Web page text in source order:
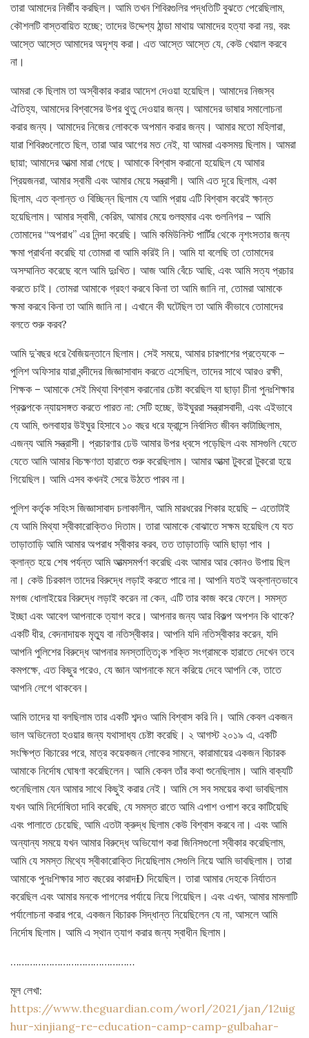
তারা আমাদের নির্জীব করছিল। আমি তখন শিবিরগুলির পদ্ধতিটি বুঝতে পেরেছিলাম,
কৌশলটি বাস্তবায়িত হচ্ছে; তাদের উদ্দেশ্য ঠান্ডা মাথায় আমাদের হত্যা করা নয়, বরং
আস্তে আস্তে আমাদের অদৃশ্য করা। এত আস্তে আস্তে যে, কেউ খেয়াল করবে
না।
আমরা কে ছিলাম তা অস্বীকার করার আদেশ দেওয়া হয়েছিল। আমাদের নিজস্ব
ঐতিহ্য, আমাদের বিশ্বাসের উপর থুতু দেওয়ার জন্য। আমাদের ভাষার সমালোচনা
করার জন্য। আমাদের নিজের লোককে অপমান করার জন্য। আমার মতো মহিলারা,
যারা শিবিরগুলোতে ছিল, তারা আর আগের মত নেই, যা আমরা একসময় ছিলাম। আমরা
ছায়া; আমাদের আত্মা মারা গেছে। আমাকে বিশ্বাস করানো হয়েছিল যে আমার
প্রিয়জনরা, আমার স্বামী এবং আমার মেয়ে সন্ত্রাসী। আমি এত দূরে ছিলাম, একা
ছিলাম, এত ক্লান্ত ও বিচ্ছিন্ন ছিলাম যে আমি প্রায় এটি বিশ্বাস করেই ক্ষান্ত
হয়েছিলাম। আমার স্বামী, কেরিম, আমার মেয়ে গুলহুমার এবং গুলনিগর – আমি
তোমাদের “অপরাধ” এর নিন্দা করেছি। আমি কমিউনিস্ট পার্টির থেকে নৃশংসতার জন্য
ক্ষমা প্রার্থনা করেছি যা তোমরা বা আমি করিই নি। আমি যা বলেছি তা তোমাদের
অসম্মানিত করেছে বলে আমি দুঃখিত। আজ আমি বেঁচে আছি, এবং আমি সত্য প্রচার
করতে চাই। তোমরা আমাকে গ্রহণ করবে কিনা তা আমি জানি না, তোমরা আমাকে
ক্ষমা করবে কিনা তা আমি জানি না। এখানে কী ঘটেছিল তা আমি কীভাবে তোমাদের
বলতে শুরু করব?
আমি দু’বছর ধরে বৈজিয়ন্তানে ছিলাম। সেই সময়ে, আমার চারপাশের প্রত্যেকে –
পুলিশ অফিসার যারা বন্দীদের জিজ্ঞাসাবাদ করতে এসেছিল, তাদের সাথে আরও রক্ষী,
শিক্ষক – আমাকে সেই মিথ্যা বিশ্বাস করানোর চেষ্টা করেছিল যা ছাড়া চীনা পুনঃশিক্ষার
প্রকল্পকে ন্যায়সঙ্গত করতে পারত না: সেটি হচ্ছে, উইঘুররা সন্ত্রাসবাদী, এবং এইভাবে
যে আমি, গুলবাহার উইঘুর হিসাবে ১০ বছর ধরে ফ্রান্সে নির্বাসিত জীবন কাটাচ্ছিলাম,
এজন্য আমি সন্ত্রাসী। প্রচারণার ঢেউ আমার উপর ধ্বসে পড়েছিল এবং মাসগুলি যেতে
যেতে আমি আমার বিচক্ষণতা হারাতে শুরু করেছিলাম। আমার আত্মা টুকরো টুকরো হয়ে
গিয়েছিল। আমি এসব কখনই সেরে উঠতে পারব না।
পুলিশ কর্তৃক সহিংস জিজ্ঞাসাবাদ চলাকালীন, আমি মারধরের শিকার হয়েছি – এতোটাই
যে আমি মিথ্যা স্বীকারোক্তিও দিতাম। তারা আমাকে বোঝাতে সক্ষম হয়েছিল যে যত
তাড়াতাড়ি আমি আমার অপরাধ স্বীকার করব, তত তাড়াতাড়ি আমি ছাড়া পাব ।
ক্লান্ত হয়ে শেষ পর্যন্ত আমি আত্মসমর্পণ করেছি এবং আমার আর কোনও উপায় ছিল
না। কেউ চিরকাল তাদের বিরুদ্ধে লড়াই করতে পারে না। আপনি যতই অক্লান্তভাবে
মগজ ধোলাইয়ের বিরুদ্ধে লড়াই করেন না কেন, এটি তার কাজ করে ফেলে। সমস্ত
ইচ্ছা এবং আবেগ আপনাকে ত্যাগ করে। আপনার জন্য আর বিকল্প অপশন কি থাকে?
একটি ধীর, বেদনাদায়ক মৃত্যু বা নতিস্বীকার। আপনি যদি নতিস্বীকার করেন, যদি
আপনি পুলিশের বিরুদ্ধে আপনার মনস্তাত্তি¡ক শক্তি সংগ্রামকে হারাতে দেখেন তবে
কমপক্ষে, এত কিছুর পরেও, যে জ্ঞান আপনাকে মনে করিয়ে দেবে আপনি কে, তাতে
আপনি লেগে থাকবেন।
আমি তাদের যা বলছিলাম তার একটি শব্দও আমি বিশ্বাস করি নি। আমি কেবল একজন
ভাল অভিনেতা হওয়ার জন্য যথাসাধ্য চেষ্টা করেছি। ২ আগস্ট ২০১৯ এ, একটি
সংক্ষিপ্ত বিচারের পরে, মাত্র কয়েকজন লোকের সামনে, কারামায়ের একজন বিচারক
আমাকে নির্দোষ ঘোষণা করেছিলেন। আমি কেবল তাঁর কথা শুনেছিলাম। আমি বাক্যটি
শুনেছিলাম যেন আমার সাথে কিছুই করার নেই। আমি সে সব সময়ের কথা ভাবছিলাম
যখন আমি নির্দোষিতা দাবি করেছি, যে সমস্ত রাতে আমি এপাশ ওপাশ করে কাটিয়েছি
এবং পালাতে চেয়েছি, আমি এতটা ক্রুদ্ধ ছিলাম কেউ বিশ্বাস করবে না। এবং আমি
অন্যান্য সময়ে যখন আমার বিরুদ্ধে অভিযোগ করা জিনিসগুলো স্বীকার করেছিলাম,
আমি যে সমস্ত মিথ্যে স্বীকারোক্তি দিয়েছিলাম সেগুলি নিয়ে আমি ভাবছিলাম। তারা
আমাকে পুনঃশিক্ষার সাত বছরের কারাদÐ দিয়েছিল। তারা আমার দেহকে নির্যাতন
করেছিল এবং আমার মনকে পাগলের পর্যায়ে নিয়ে গিয়েছিল। এবং এখন, আমার মামলাটি
পর্যালোচনা করার পরে, একজন বিচারক সিদ্ধান্ত নিয়েছিলেন যে না, আসলে আমি
নির্দোষ ছিলাম। আমি এ স্থান ত্যাগ করার জন্য স্বাধীন ছিলাম।
………………………………………
মূল লেখা:
https://www.theguardian.com/worl/2021/jan/12uig
hur-xinjiang-re-education-camp-camp-gulbahar-